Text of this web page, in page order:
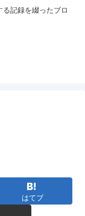
記録を綴ったブロ
はてブ